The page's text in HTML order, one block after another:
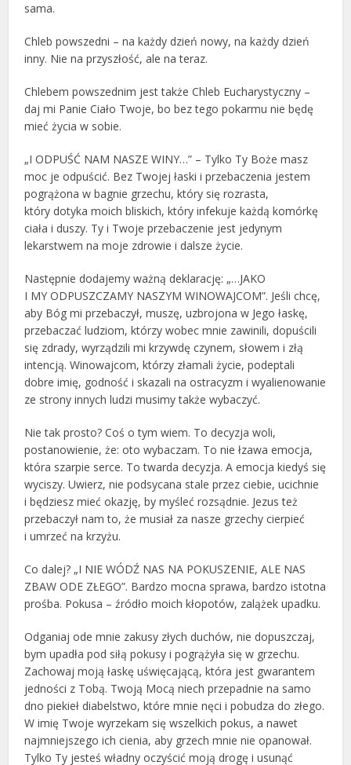
sama.
Chleb powszedni – na każdy dzień nowy, na każdy dzień
inny. Nie na przyszłość, ale na teraz.
Chlebem powszednim jest także Chleb Eucharystyczny –
daj mi Panie Ciało Twoje, bo bez tego pokarmu nie będę
mieć życia w sobie.
„I ODPUŚĆ NAM NASZE WINY…” – Tylko Ty Boże masz
moc je odpuścić. Bez Twojej łaski i przebaczenia jestem
pogrążona w bagnie grzechu, który się rozrasta,
który dotyka moich bliskich, który infekuje każdą komórkę
ciała i duszy. Ty i Twoje przebaczenie jest jedynym
lekarstwem na moje zdrowie i dalsze życie.
Następnie dodajemy ważną deklarację: „…JAKO
I MY ODPUSZCZAMY NASZYM WINOWAJCOM”. Jeśli chcę,
aby Bóg mi przebaczył, muszę, uzbrojona w Jego łaskę,
przebaczać ludziom, którzy wobec mnie zawinili, dopuścili
się zdrady, wyrządzili mi krzywdę czynem, słowem i złą
intencją. Winowajcom, którzy złamali życie, podeptali
dobre imię, godność i skazali na ostracyzm i wyalienowanie
ze strony innych ludzi musimy także wybaczyć.
Nie tak prosto? Coś o tym wiem. To decyzja woli,
postanowienie, że: oto wybaczam. To nie łzawa emocja,
która szarpie serce. To twarda decyzja. A emocja kiedyś się
wyciszy. Uwierz, nie podsycana stale przez ciebie, ucichnie
i będziesz mieć okazję, by myśleć rozsądnie. Jezus też
przebaczył nam to, że musiał za nasze grzechy cierpieć
i umrzeć na krzyżu.
Co dalej? „I NIE WÓDŹ NAS NA POKUSZENIE, ALE NAS
ZBAW ODE ZŁEGO”. Bardzo mocna sprawa, bardzo istotna
prośba. Pokusa – źródło moich kłopotów, zalążek upadku.
Odganiaj ode mnie zakusy złych duchów, nie dopuszczaj,
bym upadła pod siłą pokusy i pogrążyła się w grzechu.
Zachowaj moją łaskę uświęcającą, która jest gwarantem
jedności z Tobą. Twoją Mocą niech przepadnie na samo
dno piekieł diabelstwo, które mnie nęci i pobudza do złego.
W imię Twoje wyrzekam się wszelkich pokus, a nawet
najmniejszego ich cienia, aby grzech mnie nie opanował.
Tylko Ty jesteś władny oczyścić moją drogę i usunąć